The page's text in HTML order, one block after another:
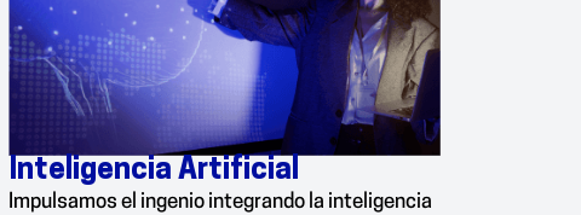
Inteligencia Artificial
Impulsamos el ingenio integrando la inteligencia